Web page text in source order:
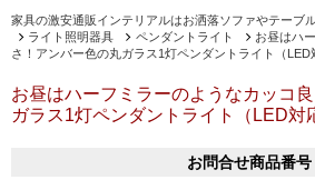
家具の激安通販インテリアルはお洒落ソファやテーブ
ライト照明器具
ペンダントライト
お昼はハ
さ！アンバー色の丸ガラス1灯ペンダントライト（LED
お昼はハーフミラーのようなカッコ
ガラス1灯ペンダントライト（LED対
お問合せ商品番号